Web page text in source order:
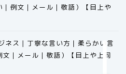
例文｜メール｜敬語）【目上や
ネス｜丁寧な言い方｜柔らかい言
｜メール｜敬語）【目上や上司
科学
ビジネス用語